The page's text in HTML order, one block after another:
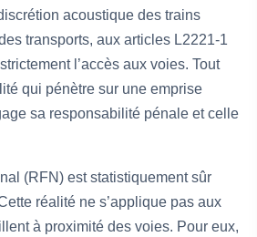
acoustique des trains
transports, aux articles L2221-1
l’accès aux voies. Tout
qui pénètre sur une emprise
sa responsabilité pénale et celle
(RFN) est statistiquement sûr
réalité ne s’applique pas aux
à proximité des voies. Pour eux,